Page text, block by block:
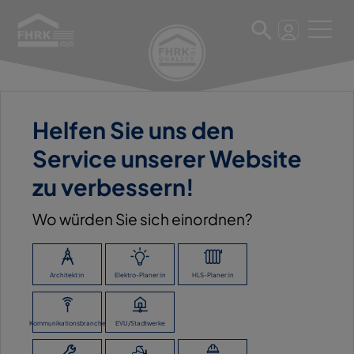
Helfen Sie uns den
Service unserer Website
zu verbessern!
Wo würden Sie sich einordnen?
Architekt:in Elektro-Planer:in HLS-Planer:in
Kommunikationsbranche EVU/Stadtwerke
11. März 2025
BAUZENTRUM MOBAU
BRAUN GMBH
ZURÜCK ZUR ÜBERSICHT